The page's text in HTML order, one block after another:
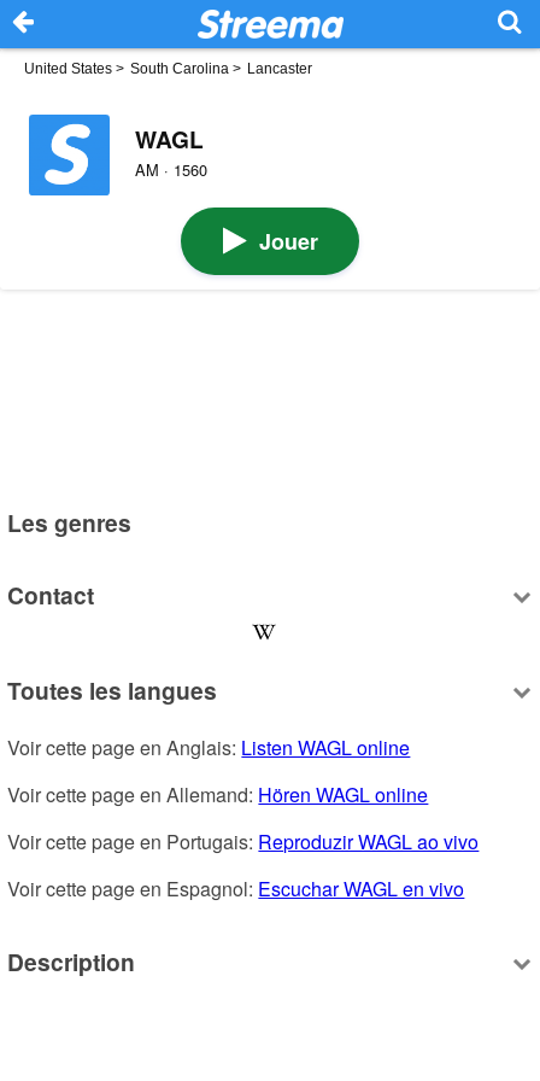
United States > South Carolina > Lancaster
WAGL
AM · 1560
Jouer
Les genres
Contact
Toutes les langues
Voir cette page en Anglais: Listen WAGL online
Voir cette page en Allemand: Hören WAGL online
Voir cette page en Portugais: Reproduzir WAGL ao vivo
Voir cette page en Espagnol: Escuchar WAGL en vivo
Description